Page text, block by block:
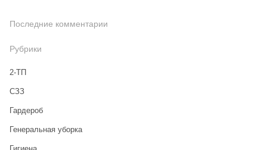
Последние комментарии
Рубрики
2-ТП
CЗЗ
Гардероб
Генеральная уборка